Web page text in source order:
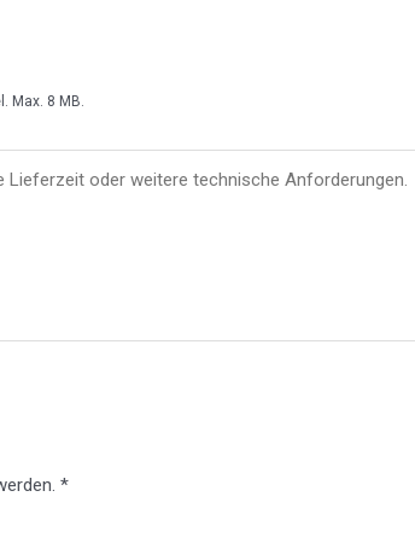
Max. 8 MB.
*